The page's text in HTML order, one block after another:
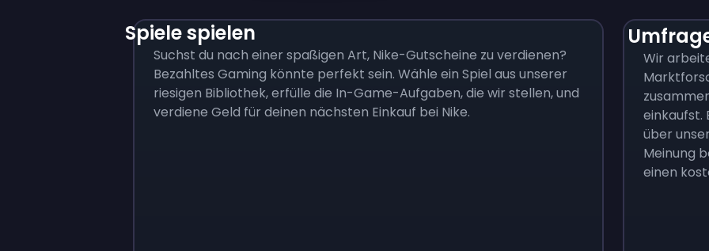
Spiele spielen
Suchst du nach einer spaßigen Art, Nike-Gutscheine zu verdienen?
Bezahltes Gaming könnte perfekt sein. Wähle ein Spiel aus unserer
riesigen Bibliothek, erfülle die In-Game-Aufgaben, die wir stellen, und
verdiene Geld für deinen nächsten Einkauf bei Nike.
Wir
einkaufst.
über
Meinung
einen